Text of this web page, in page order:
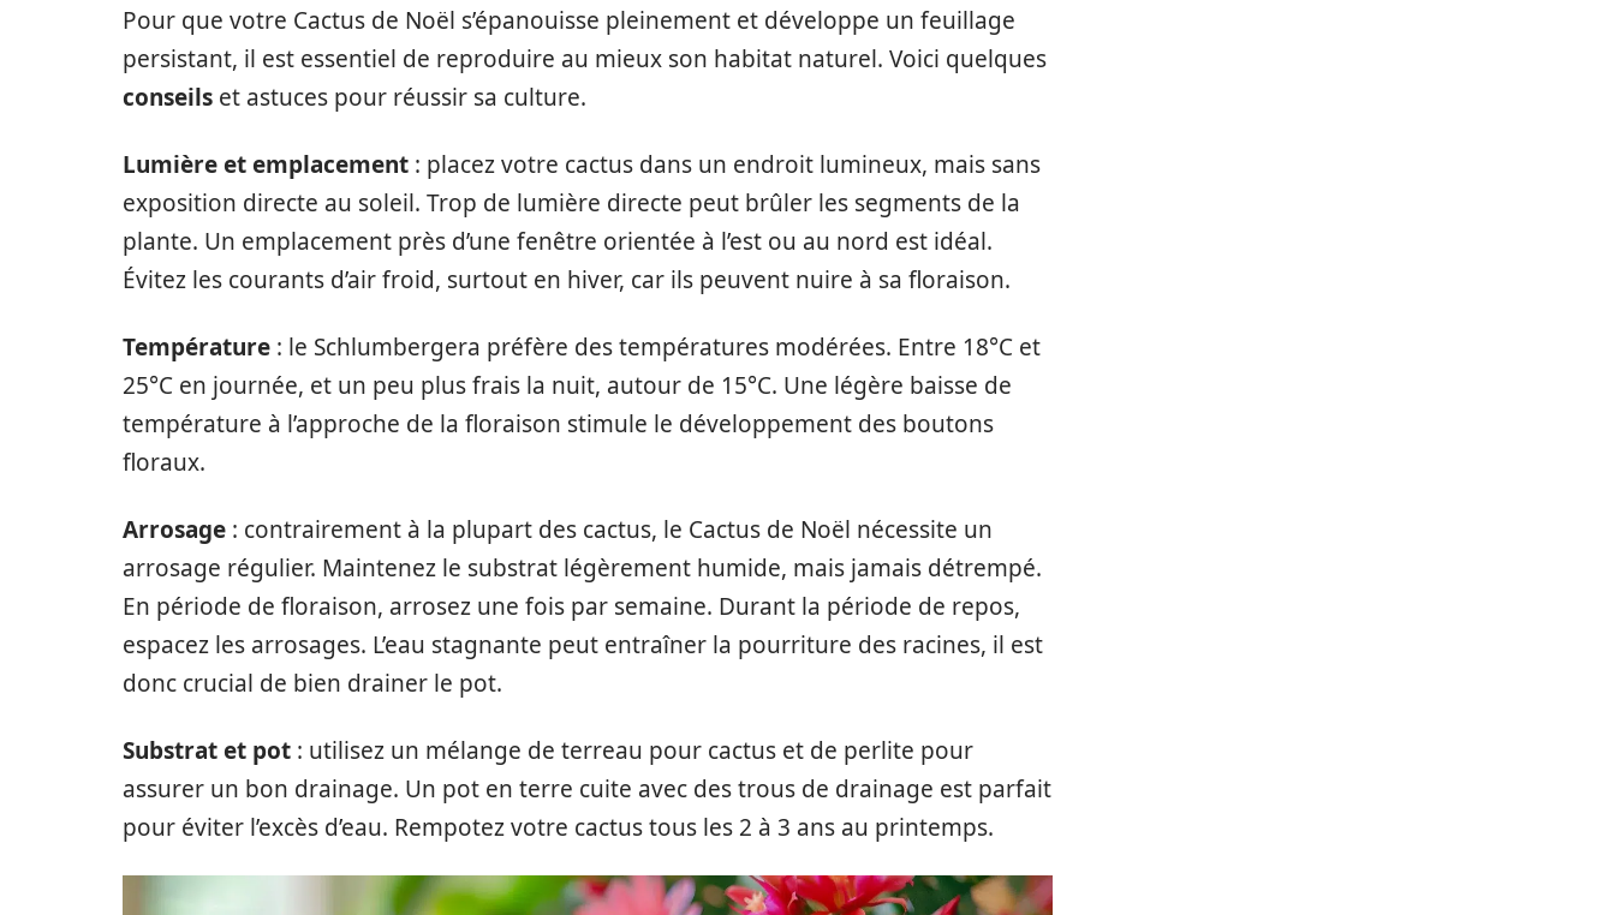
Pour que votre Cactus de Noël s’épanouisse pleinement et développe un feuillage
persistant, il est essentiel de reproduire au mieux son habitat naturel. Voici quelques
conseils et astuces pour réussir sa culture.
Lumière et emplacement : placez votre cactus dans un endroit lumineux, mais sans
exposition directe au soleil. Trop de lumière directe peut brûler les segments de la
plante. Un emplacement près d’une fenêtre orientée à l’est ou au nord est idéal.
Évitez les courants d’air froid, surtout en hiver, car ils peuvent nuire à sa floraison.
Température : le Schlumbergera préfère des températures modérées. Entre 18°C et
25°C en journée, et un peu plus frais la nuit, autour de 15°C. Une légère baisse de
température à l’approche de la floraison stimule le développement des boutons
floraux.
Arrosage : contrairement à la plupart des cactus, le Cactus de Noël nécessite un
arrosage régulier. Maintenez le substrat légèrement humide, mais jamais détrempé.
En période de floraison, arrosez une fois par semaine. Durant la période de repos,
espacez les arrosages. L’eau stagnante peut entraîner la pourriture des racines, il est
donc crucial de bien drainer le pot.
Substrat et pot : utilisez un mélange de terreau pour cactus et de perlite pour
assurer un bon drainage. Un pot en terre cuite avec des trous de drainage est parfait
pour éviter l’excès d’eau. Rempotez votre cactus tous les 2 à 3 ans au printemps.